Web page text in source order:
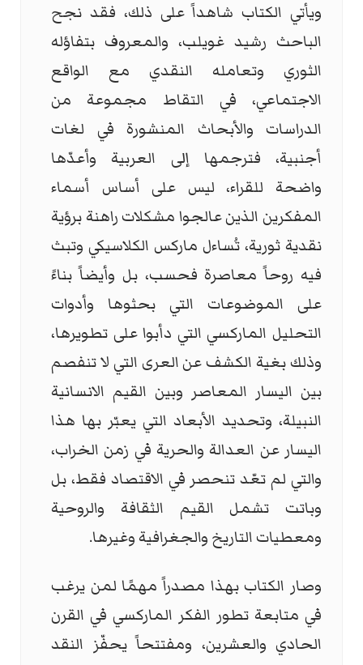
ويأتي الكتاب شاهداً على ذلك، فقد نجح
الباحث رشيد غويلب، والمعروف بتفاؤله
الثوري وتعامله النقدي مع الواقع
الاجتماعي، في التقاط مجموعة من
الدراسات والأبحاث المنشورة في لغات
أجنبية، فترجمها إلى العربية وأعدّها
واضحة للقراء، ليس على أساس أسماء
المفكرين الذين عالجوا مشكلات راهنة برؤية
نقدية ثورية، تُساءل ماركس الكلاسيكي وتبث
فيه روحاً معاصرة فحسب، بل وأيضاً بناءً
على الموضوعات التي بحثوها وأدوات
التحليل الماركسي التي دأبوا على تطويرها،
وذلك بغية الكشف عن العرى التي لا تنفصم
بين اليسار المعاصر وبين القيم الانسانية
النبيلة، وتحديد الأبعاد التي يعبّر بها هذا
اليسار عن العدالة والحرية في زمن الخراب،
والتي لم تعّد تنحصر في الاقتصاد فقط، بل
وباتت تشمل القيم الثقافة والروحية
ومعطيات التاريخ والجغرافية وغيرها.
وصار الكتاب بهذا مصدراً مهمًا لمن يرغب
في متابعة تطور الفكر الماركسي في القرن
الحادي والعشرين، ومفتتحاً يحفّز النقد